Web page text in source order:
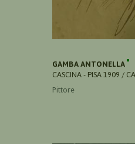
GAMBA ANTONELLA
CASCINA - PISA 1909 /
Pittore